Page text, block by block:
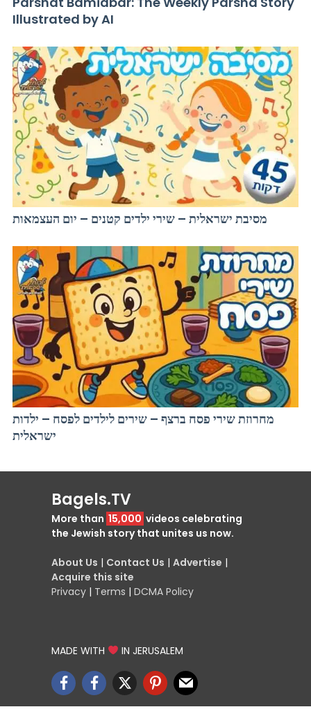
Illustrated by AI
מסיבת ישראלית – שירי ילדים קטנים – יום העצמאות
מחרוזת שירי פסח ברצף – שירים לילדים לפסח – ילדות
ישראלית
Bagels.TV
More than 15,000 videos celebrating
the Jewish story that unites us now.
About Us | Contact Us | Advertise |
Acquire this site
Privacy | Terms | DCMA Policy
MADE WITH IN JERUSALEM